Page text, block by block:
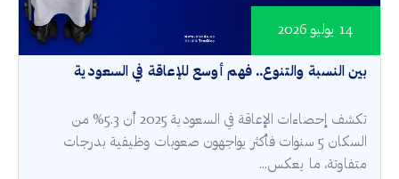
بين النسبة والتنوع.. فهم أوسع للإعاقة في السعودية
14 يوليو 2026
تكشف إحصاءات الإعاقة في السعودية 2025 أن 5.3% من
السكان 5 سنوات فأكثر يواجهون صعوبات وظيفية بدرجات
متفاوتة، ما يعكس...